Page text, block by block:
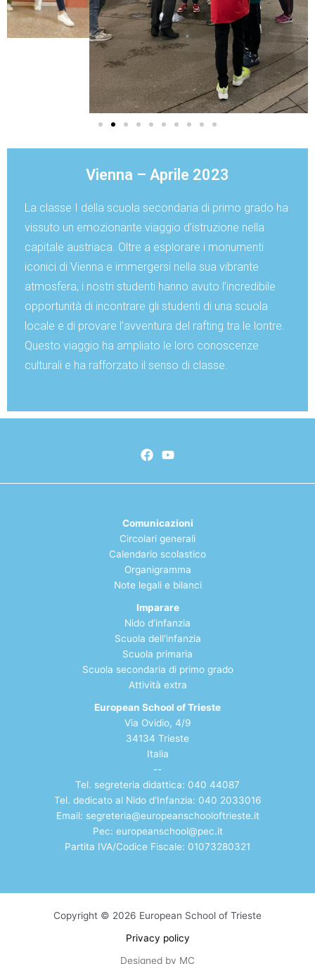
Vienna – Aprile 2023
La classe I della scuola secondaria di primo grado ha
vissuto un emozionante viaggio d’istruzione nella
capitale austriaca. Oltre a esplorare i monumenti
iconici di Vienna e immergersi nella sua vibrante
atmosfera, i nostri studenti hanno avuto l’incredibile
opportunità di incontrare gli studenti di una scuola
locale e di provare l’avventura del rafting tra le lontre.
Questo viaggio ha ampliato le loro conoscenze
culturali e ha rafforzato il senso di classe.
Comunicazioni
Circolari generali
Calendario scolastico
Organigramma
Note legali e bilanci
Imparare
Nido d'infanzia
Scuola dell'infanzia
Scuola primaria
Scuola secondaria di primo grado
Attività extra
European School of Trieste
Via Ovidio, 4/9
34134 Trieste
Italia
--
Tel. segreteria didattica: 040 44087
Tel. dedicato al Nido d'Infanzia: 040 2033016
Email: segreteria@europeanschooloftrieste.it
Pec: europeanschool@pec.it
Partita IVA/Codice Fiscale: 01073280321
Copyright © 2026 European School of Trieste
Privacy policy
Designed by MC